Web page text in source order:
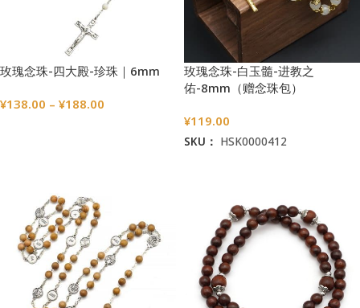
玫瑰念珠-四大殿-珍珠｜6mm
¥138.00 – ¥188.00
玫瑰念珠-白玉髓-进教之
佑-8mm（赠念珠包）
¥119.00
SKU： HSK0000412